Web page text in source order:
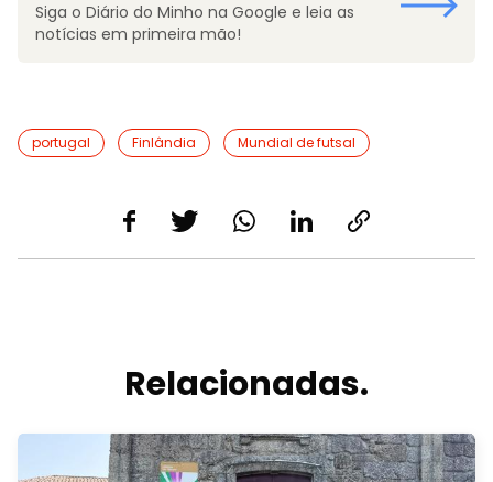
Siga o Diário do Minho na Google e leia as
notícias em primeira mão!
portugal Finlândia Mundial de futsal
Relacionadas.